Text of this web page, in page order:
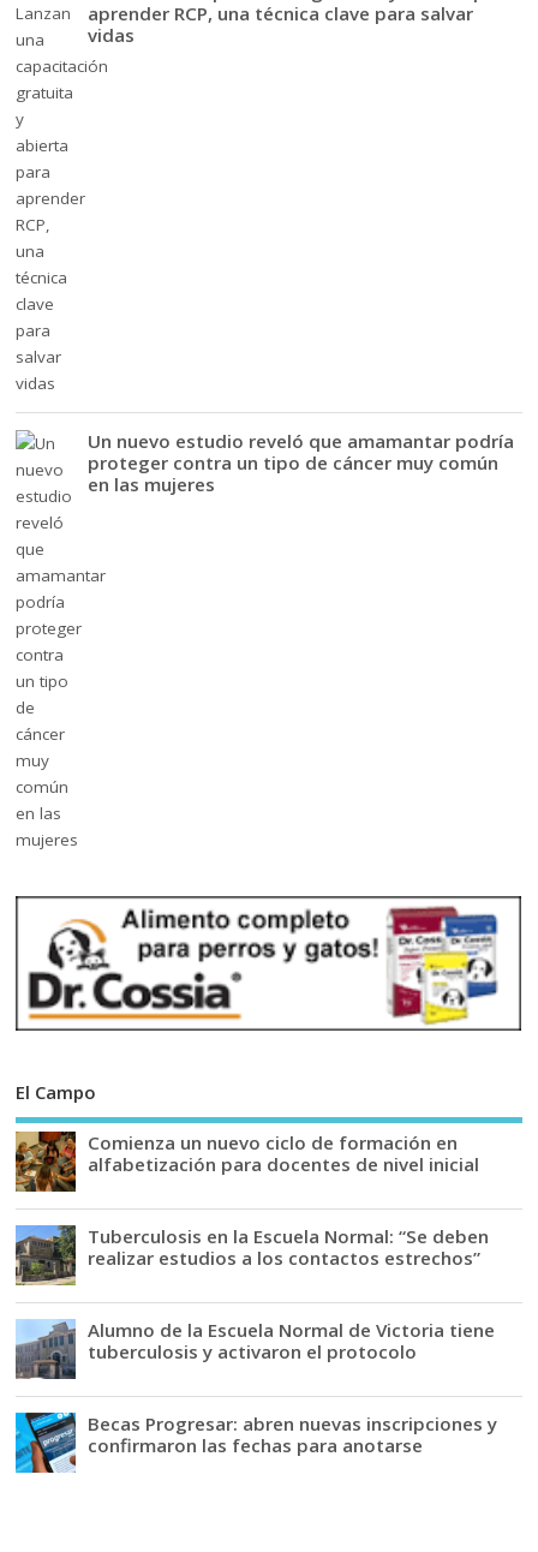
aprender RCP, una técnica clave para salvar
vidas
Un nuevo estudio reveló que amamantar podría
proteger contra un tipo de cáncer muy común
en las mujeres
El Campo
Comienza un nuevo ciclo de formación en
alfabetización para docentes de nivel inicial
Tuberculosis en la Escuela Normal: “Se deben
realizar estudios a los contactos estrechos”
Alumno de la Escuela Normal de Victoria tiene
tuberculosis y activaron el protocolo
Becas Progresar: abren nuevas inscripciones y
confirmaron las fechas para anotarse